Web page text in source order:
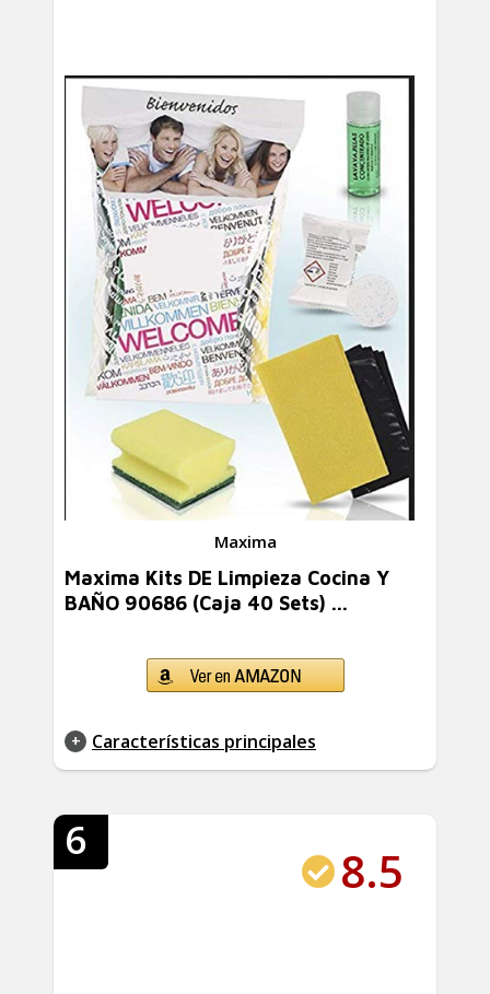
Maxima
Maxima Kits DE Limpieza Cocina Y
BAÑO 90686 (Caja 40 Sets) ...
Características principales
6
8.5